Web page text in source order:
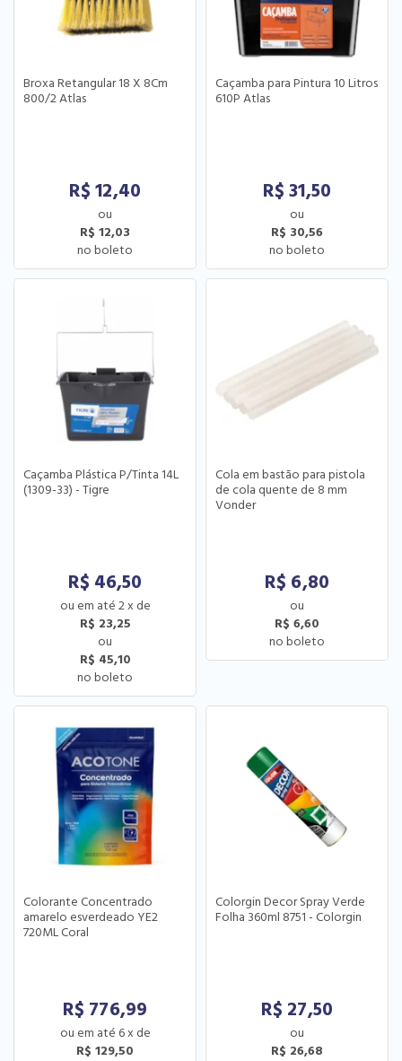
Broxa Retangular 18 X 8Cm
800/2 Atlas
R$ 12,40
R$ 12,03
Caçamba para Pintura 10 Litros
610P Atlas
R$ 31,50
R$ 30,56
Caçamba Plástica P/Tinta 14L
(1309-33) - Tigre
R$ 46,50
2x de
R$ 23,25
R$ 45,10
Cola em bastão para pistola
de cola quente de 8 mm
Vonder
R$ 6,80
R$ 6,60
Colorante Concentrado
amarelo esverdeado YE2
720ML Coral
R$ 776,99
6x de
R$ 129,50
Colorgin Decor Spray Verde
Folha 360ml 8751 - Colorgin
R$ 27,50
R$ 26,68